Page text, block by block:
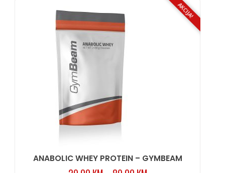
AKCIJA!
ANABOLIC WHEY PROTEIN – GYMBEAM